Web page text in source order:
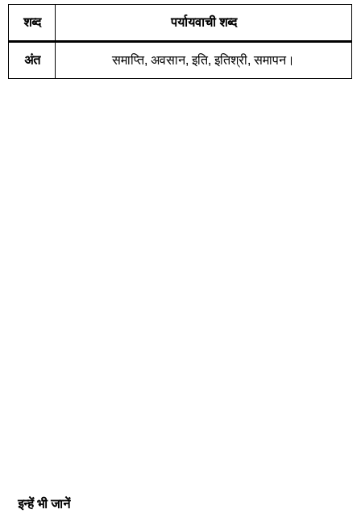
शब्द पर्यायवाची शब्द
अंत समाप्ति, अवसान, इति, इतिश्री, समापन।
इन्हें भी जानें